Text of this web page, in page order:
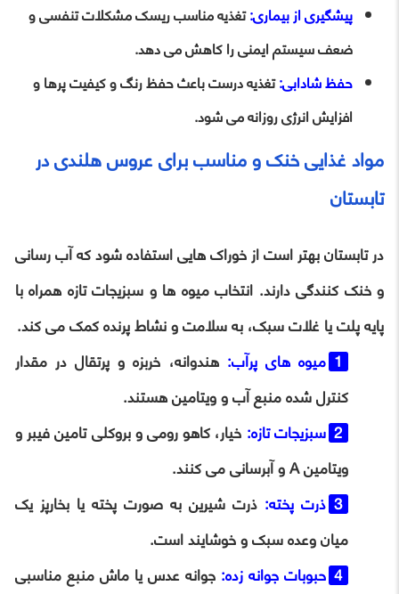
پیشگیری از بیماری:تغذیه مناسب ریسک مشکلات تنفسی و
ضعف سیستم ایمنی را کاهش می دهد.
حفظ شادابی:تغذیه درست باعث حفظ رنگ و کیفیت پرها و
افزایش انرژی روزانه می شود.
مواد غذایی خنک و مناسب برای عروس هلندی در
تابستان
در تابستان بهتر است از خوراک هایی استفاده شود که آب رسانی
و خنک کنندگی دارند. انتخاب میوه ها و سبزیجات تازه همراه با
پایه پلت یا غلات سبک، به سلامت و نشاط پرنده کمک می کند.
میوه های پرآب: هندوانه، خربزه و پرتقال در مقدار
کنترل شده منبع آب و ویتامین هستند.
سبزیجات تازه: خیار، کاهو رومی و بروکلی تامین فیبر و
ویتامین A و آبرسانی می کنند.
ذرت پخته: ذرت شیرین به صورت پخته یا بخارپز یک
میان وعده سبک و خوشایند است.
حبوبات جوانه زده: جوانه عدس یا ماش منبع مناسبی